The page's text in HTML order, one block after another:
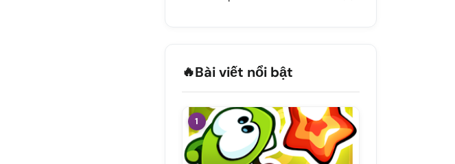
🔥Bài viết nổi bật
1